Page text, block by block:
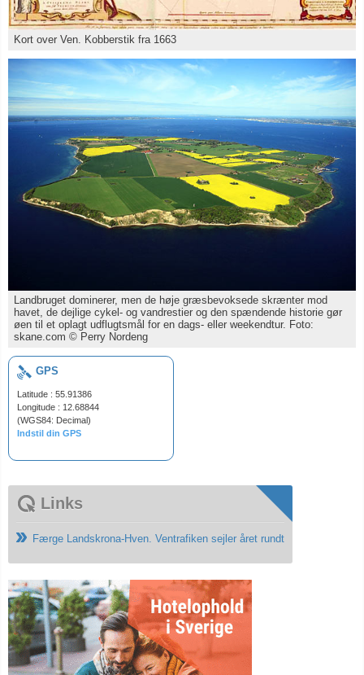
Kort over Ven. Kobberstik fra 1663
Landbruget dominerer, men de høje græsbevoksede skrænter mod
havet, de dejlige cykel- og vandrestier og den spændende historie gør
øen til et oplagt udflugtsmål for en dags- eller weekendtur. Foto:
skane.com © Perry Nordeng
GPS
Latitude : 55.91386
Longitude : 12.68844
(WGS84: Decimal)
Indstil din GPS
Links
Færge Landskrona-Hven. Ventrafiken sejler året rundt